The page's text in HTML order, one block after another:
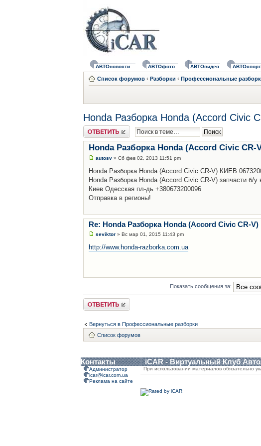
АВТОновости АВТОфото АВТОвидео АВТОспорт
Список форумов ‹ Разборки ‹ Профессиональные
Honda Разборка Honda (Accord Civic
Ответить
Honda Разборка Honda (Accord Civic CR-
autosv » Сб фев 02, 2013 11:51 pm
Honda Разборка Honda (Accord Civic CR-V) КИЕВ
Honda Разборка Honda (Accord Civic CR-V) запчасти б/у
Киев Одесская пл-дь +380673200096
Отправка в регионы!
Re: Honda Разборка Honda (Accord Civic CR-
seviktor » Вс мар 01, 2015 11:43 pm
http://www.honda-razborka.com.ua
Показать сообщения за:
Ответить
Вернуться в Профессиональные разборки
Список форумов
Контакты iCAR - Виртуальный Клуб
Администратор
icar@icar.com.ua
Реклама на сайте
При использовании материалов обязательно